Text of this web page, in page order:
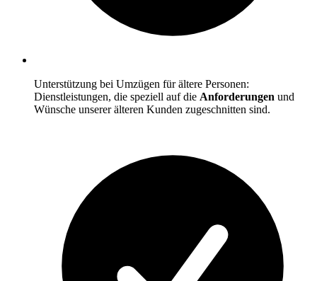
Unterstützung bei Umzügen für ältere Personen:
Dienstleistungen, die speziell auf die Anforderungen und
Wünsche unserer älteren Kunden zugeschnitten sind.